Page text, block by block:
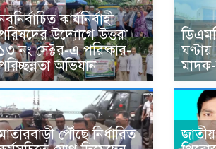
কার্যনির্বাহী
উদ্যোগে উত্তরা
নং সেক্টর-এ পরিষ্কার-
অভিযান
ঘণ্টায়
মাদক-
পৌঁছে নির্ধারিত